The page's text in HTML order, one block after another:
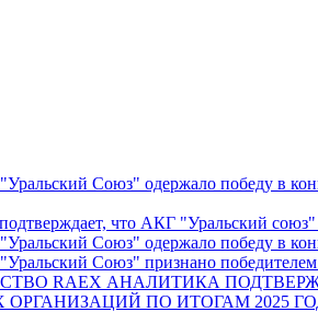
Союз" одержало победу в
что АКГ "Уральский
Союз" одержало победу в
Союз" признано
RAEX АНАЛИТИКА
ПО ИТОГАМ 2025